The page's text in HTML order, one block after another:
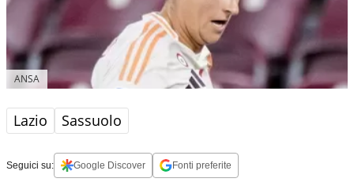
ANSA
Lazio Sassuolo
Seguici su: Google Discover Fonti preferite